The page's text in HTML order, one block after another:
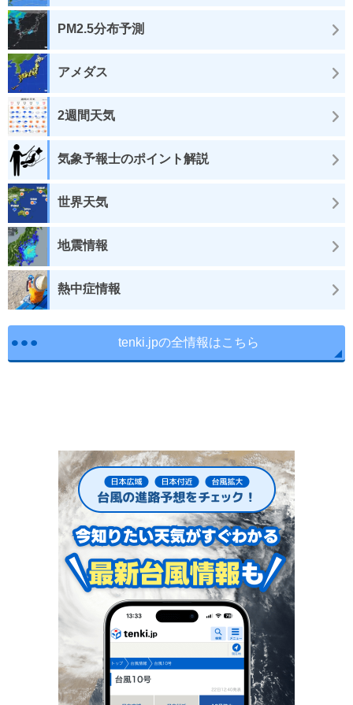
PM2.5分布予測
アメダス
2週間天気
気象予報士のポイント解説
世界天気
地震情報
熱中症情報
tenki.jpの全情報はこちら